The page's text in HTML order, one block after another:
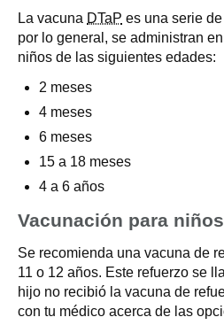
La vacuna DTaP es una serie
por lo general, se administran
niños de las siguientes edades:
2 meses
4 meses
6 meses
15 a 18 meses
4 a 6 años
Vacunación para
Se recomienda una vacuna de
11 o 12 años. Este refuerzo se
hijo no recibió la vacuna de
con tu médico acerca de las